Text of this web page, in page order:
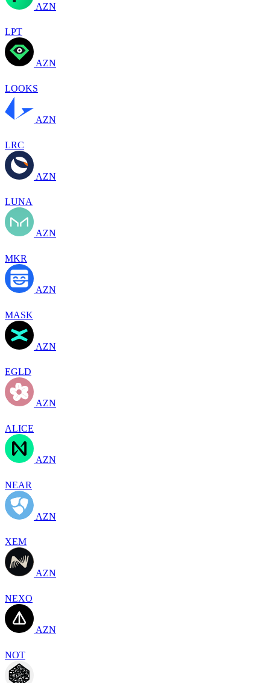
AZN
LPT
AZN
LOOKS
AZN
LRC
AZN
LUNA
AZN
MKR
AZN
MASK
AZN
EGLD
AZN
ALICE
AZN
NEAR
AZN
XEM
AZN
NEXO
AZN
NOT